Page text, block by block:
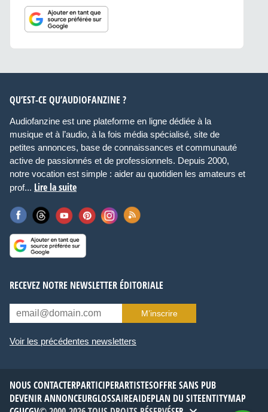
QU’EST-CE QU’AUDIOFANZINE ?
Audiofanzine est une plateforme en ligne dédiée à la
musique et à l’audio, à la fois média spécialisé, site de
petites annonces, base de connaissances et communauté
active de passionnés et de professionnels. Depuis 2000,
notre vocation est simple : aider au quotidien les amateurs et
prof... Lire la suite
RECEVEZ NOTRE NEWSLETTER ÉDITORIALE
M’inscrire
Voir les précédentes newsletters
NOUS CONTACTERPARTICIPERARTISTESOFFRE SANS PUB
DEVENIR ANNONCEURGLOSSAIREAIDEPLAN DU SITEENTITYMAP